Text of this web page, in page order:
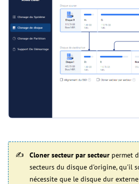
Cloner secteur par secteur permet
secteurs du disque d'origine, qu'il
nécessite que le disque dur